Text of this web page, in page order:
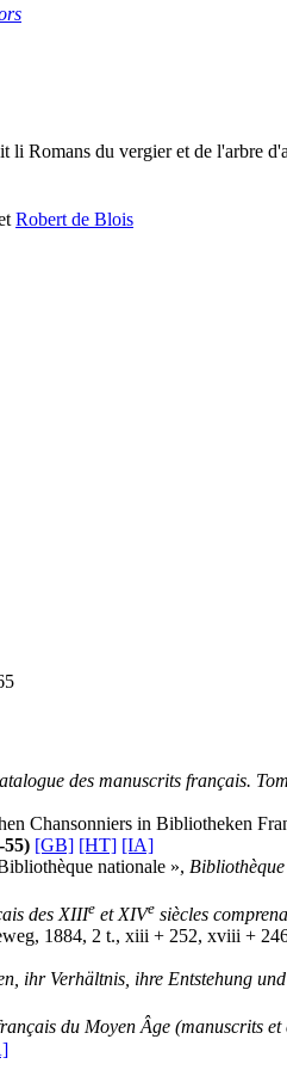
Romans du vergier et de l'arbre
Robert de Blois
des manuscrits français.
Chansonniers in Bibliotheken
55) [GB] [HT] [IA]
nationale »,
des XIIIe et XIVe siècles
1884, 2 t., xiii + 252, xviii +
ihr Verhältnis, ihre Entstehung
du Moyen Âge (manuscrits et